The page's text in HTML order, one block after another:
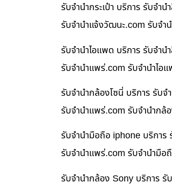
รับจำนำกระเป๋า บริการ รับจำ
รับจํานําแจ้งวัฒนะ.com รับจำ
รับจำนำไอแพด บริการ รับจำ
รับจํานําแพร่.com รับจำนำไอ
รับจำนำกล้องโซนี่ บริการ รับ
รับจํานําแพร่.com รับจำนำกล้
รับจำนำมือถือ iphone บริการ
รับจํานําแพร่.com รับจำนำมือ
รับจำนำกล้อง Sony บริการ รั